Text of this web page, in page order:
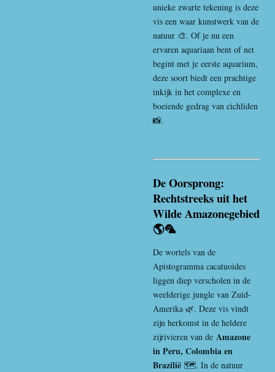
unieke zwarte tekening is deze
vis een waar kunstwerk van de
natuur 🎨. Of je nu een
ervaren aquariaan bent of net
begint met je eerste aquarium,
deze soort biedt een prachtige
inkijk in het complexe en
boeiende gedrag van cichliden
📸.
De Oorsprong:
Rechtstreeks uit het
Wilde Amazonegebied
🌎🦜
De wortels van de
Apistogramma cacatuoides
liggen diep verscholen in de
weelderige jungle van Zuid-
Amerika 🌿. Deze vis vindt
zijn herkomst in de heldere
zijrivieren van de Amazone
in Peru, Colombia en
Brazilië 🗺️. In de natuur